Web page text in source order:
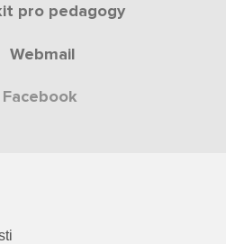
pro pedagogy
Webmail
Facebook